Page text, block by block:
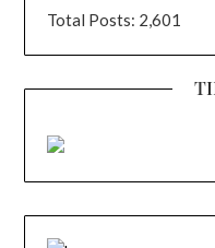
Total Posts: 2,601